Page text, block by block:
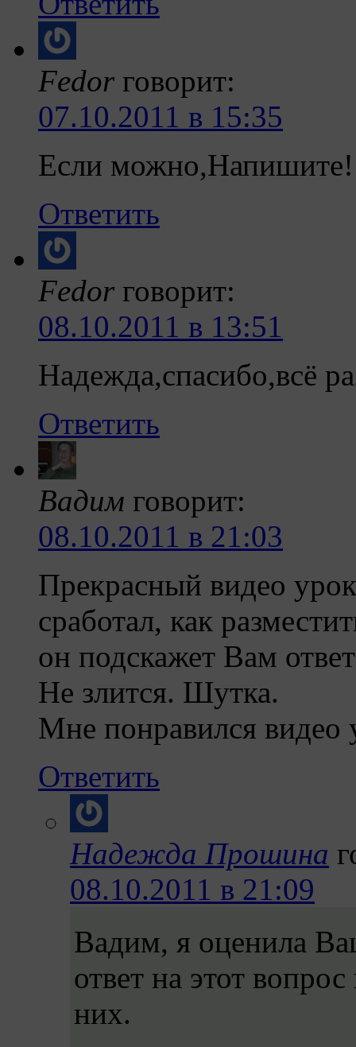
Fedor говорит:
07.10.2011 в 15:35
Если
Ответить
Fedor говорит:
08.10.2011 в 13:51
Надежда,спасибо,всё
Ответить
Вадим говорит:
08.10.2011 в 21:03
Прекрасный видео
сработал, как
он подскажет Вам
Не злится. Шутка.
Мне понравился видео
Ответить
Надежда Прошина
08.10.2011 в 21:09
Вадим, я оценила
ответ на этот
них.